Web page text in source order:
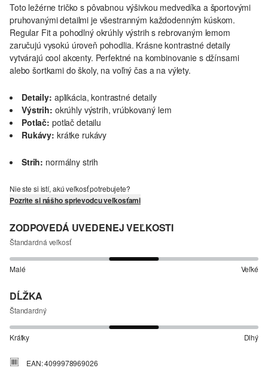
Toto ležérne tričko s pôvabnou výšivkou medvedíka a športovými
pruhovanými detailmi je všestranným každodenným kúskom.
Regular Fit a pohodlný okrúhly výstrih s rebrovaným lemom
zaručujú vysokú úroveň pohodlia. Krásne kontrastné detaily
vytvárajú cool akcenty. Perfektné na kombinovanie s džínsami
alebo šortkami do školy, na voľný čas a na výlety.
Detaily: aplikácia, kontrastné detaily
Výstrih: okrúhly výstrih, vrúbkovaný lem
Potlač: potlač detailu
Rukávy: krátke rukávy
Strih: normálny strih
Nie ste si istí, akú veľkosť potrebujete?
Pozrite si nášho sprievodcu veľkosťami
ZODPOVEDÁ UVEDENEJ VEĽKOSTI
Štandardná veľkosť
Malé Veľké
DĹŽKA
Štandardný
Krátky Dlhý
EAN: 4099978969026